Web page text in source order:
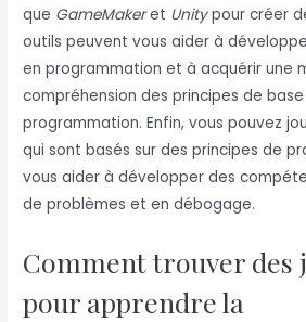
que GameMakeret Unitypour créer
outils peuvent vous aider à
en programmation et à acquérir une
compréhension des principes de
programmation. Enfin, vous pouvez
qui sont basés sur des principes de
vous aider à développer des
de problèmes et en débogage.
Comment trouver des
pour apprendre la